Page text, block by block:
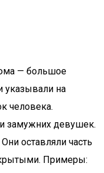
— большое
указывали на
человека.
замужних девушек.
оставляли часть
Примеры: